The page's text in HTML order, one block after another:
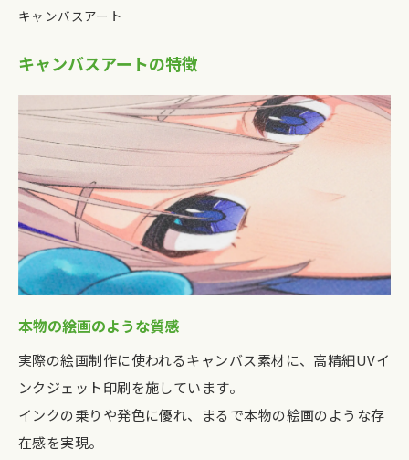
キャンバスアート
キャンバスアートの特徴
本物の絵画のような質感
実際の絵画制作に使われるキャンバス素材に、高精細UVイ
ンクジェット印刷を施しています。
インクの乗りや発色に優れ、まるで本物の絵画のような存
在感を実現。